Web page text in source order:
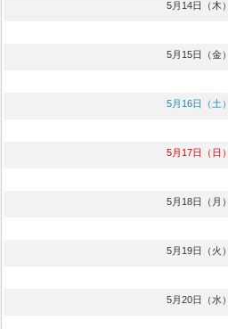
5月14日（木）
5月15日（金）
5月16日（土）
5月17日（日）
5月18日（月）
5月19日（火）
5月20日（水）